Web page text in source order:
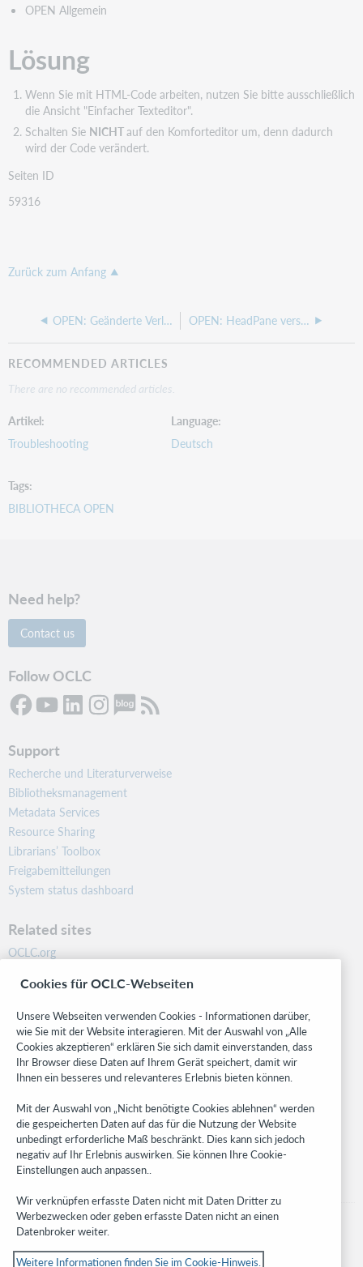
OPEN Allgemein
Lösung
Wenn Sie mit HTML-Code arbeiten, nutzen Sie bitte ausschließlich
die Ansicht "Einfacher Texteditor".
Schalten Sie NICHTauf den Komforteditor um, denn dadurch
wird der Code verändert.
Seiten ID
59316
Zurück zum Anfang
OPEN: Geänderte Verlängerungsanzeige OPEN: HeadPane verschieben
RECOMMENDED ARTICLES
There are no recommended articles.
Artikel
Troubleshooting
Language
Deutsch
Tags
BIBLIOTHECA OPEN
Need help?
Contact us
Follow OCLC
Support
Recherche und Literaturverweise
Bibliotheksmanagement
Metadata Services
Resource Sharing
Librarians’ Toolbox
Freigabemitteilungen
System status dashboard
Related sites
OCLC.org
Community
Research
WebJunction
Developer Network
Stay in the know.
Get the latest product updates, research, events, and much more—
right to your inbox.
Subscribe now
Cookies für OCLC-Webseiten
Unsere Webseiten verwenden Cookies - Informationen darüber,
wie Sie mit der Website interagieren. Mit der Auswahl von „Alle
Cookies akzeptieren“ erklären Sie sich damit einverstanden, dass
Ihr Browser diese Daten auf Ihrem Gerät speichert, damit wir
Ihnen ein besseres und relevanteres Erlebnis bieten können.
Mit der Auswahl von „Nicht benötigte Cookies ablehnen“ werden
die gespeicherten Daten auf das für die Nutzung der Website
unbedingt erforderliche Maß beschränkt. Dies kann sich jedoch
negativ auf Ihr Erlebnis auswirken. Sie können Ihre Cookie-
Einstellungen auch anpassen..
Wir verknüpfen erfasste Daten nicht mit Daten Dritter zu
Werbezwecken oder geben erfasste Daten nicht an einen
Datenbroker weiter.
Weitere Informationen finden Sie im Cookie-Hinweis.